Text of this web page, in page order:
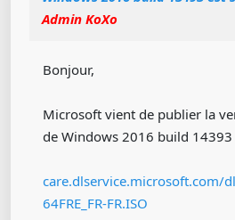
Admin KoXo
Bonjour,
Microsoft vient de publier la
de Windows 2016 build 14393
care.dlservice.microsoft.com/
64FRE_FR-FR.ISO